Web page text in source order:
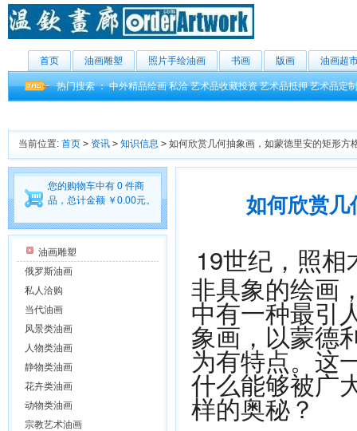
首页 油画雕塑 照片手绘油画 书画 版画 油画超
热门搜索 ：中外精品绘画 私洽 艺术品收藏投资 艺术品抵押 艺术品定制
当前位置: 首页 > 资讯 > 知识信息 > 如何欣赏几何抽象画，如蒙德里安的矩形方
您的购物车中有 0 件商
品，总计金额 ￥0.00元。
油画雕塑
俄罗斯油画
私人洽购
当代油画
风景类油画
人物类油画
静物类油画
花卉类油画
动物类油画
宗教艺术油画
如何欣赏几
19世纪，照
非具象的绘画
中有一种最引
象画，以蒙德
为有特点。这
什么能够被广
样的奥秘？